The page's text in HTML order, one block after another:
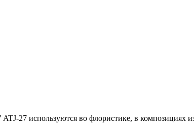
27 используются во флористике, в композициях